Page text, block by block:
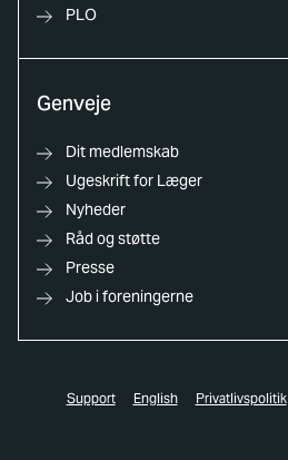
PLO
Genveje
Dit medlemskab
Ugeskrift for Læger
Nyheder
Råd og støtte
Presse
Job i foreningerne
Support English Privatlivspolitik